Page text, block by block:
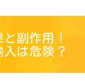
副作用｜
入は危険？